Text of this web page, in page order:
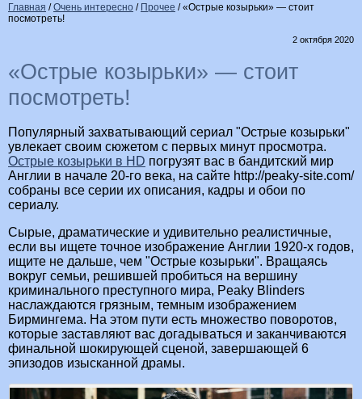
Главная /Очень интересно / Прочее /«Острые козырьки» — стоит
посмотреть!
2 октября 2020
«Острые козырьки» — стоит
посмотреть!
Популярный захватывающий сериал "Острые козырьки"
увлекает своим сюжетом с первых минут просмотра.
Острые козырьки в HD погрузят вас в бандитский мир
Англии в начале 20-го века, на сайте http://peaky-site.com/
собраны все серии их описания, кадры и обои по
сериалу.
Сырые, драматические и удивительно реалистичные,
если вы ищете точное изображение Англии 1920-х годов,
ищите не дальше, чем "Острые козырьки". Вращаясь
вокруг семьи, решившей пробиться на вершину
криминального преступного мира, Peaky Blinders
наслаждаются грязным, темным изображением
Бирмингема. На этом пути есть множество поворотов,
которые заставляют вас догадываться и заканчиваются
финальной шокирующей сценой, завершающей 6
эпизодов изысканной драмы.